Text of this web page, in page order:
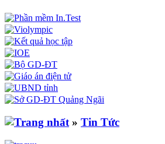
» Tin Tức